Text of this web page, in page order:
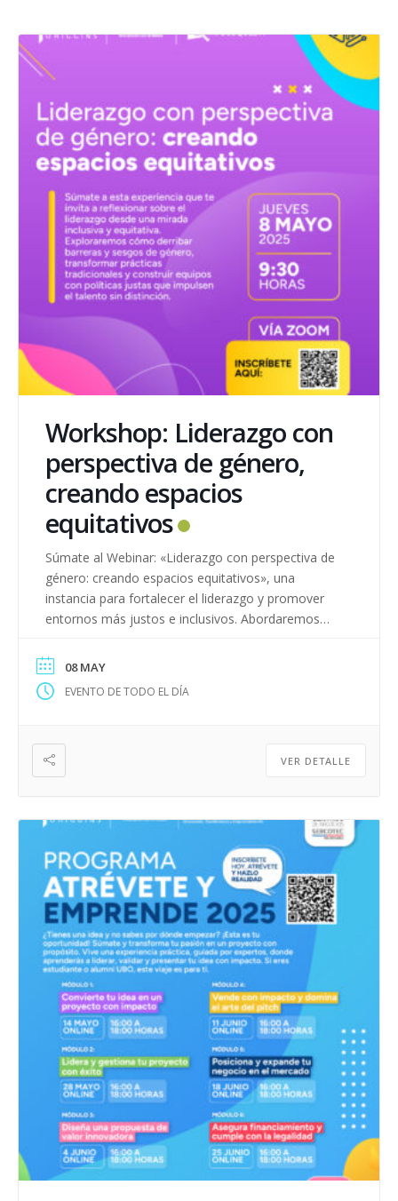
Workshop: Liderazgo con
perspectiva de género,
creando espacios
equitativos
Súmate al Webinar: «Liderazgo con perspectiva de
género: creando espacios equitativos», una
instancia para fortalecer el liderazgo y promover
entornos más justos e inclusivos. Abordaremos
equipos y políticas más equitativas. Inscripciones
abiertas AQUÍ.
08 MAY
EVENTO DE TODO EL DÍA
VER DETALLE